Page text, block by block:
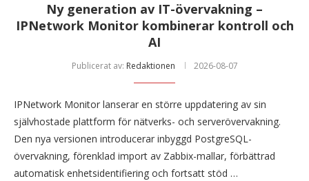
Ny generation av IT-övervakning –
IPNetwork Monitor kombinerar kontroll och
AI
Publicerat av: Redaktionen 2026-08-07
IPNetwork Monitor lanserar en större uppdatering av sin
självhostade plattform för nätverks- och serverövervakning.
Den nya versionen introducerar inbyggd PostgreSQL-
övervakning, förenklad import av Zabbix-mallar, förbättrad
automatisk enhetsidentifiering och fortsatt stöd …